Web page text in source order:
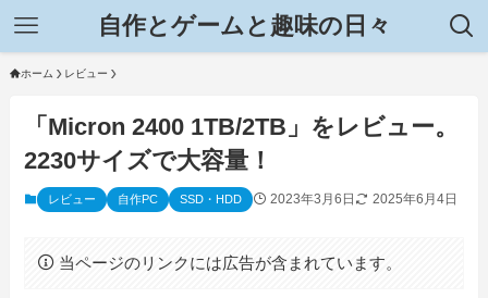
自作とゲームと趣味の日々
ホーム レビュー
「Micron 2400 1TB/2TB」をレビュー。
2230サイズで大容量！
レビュー 自作PC SSD・HDD 2023年3月6日 2025年6月4日
当ページのリンクには広告が含まれています。